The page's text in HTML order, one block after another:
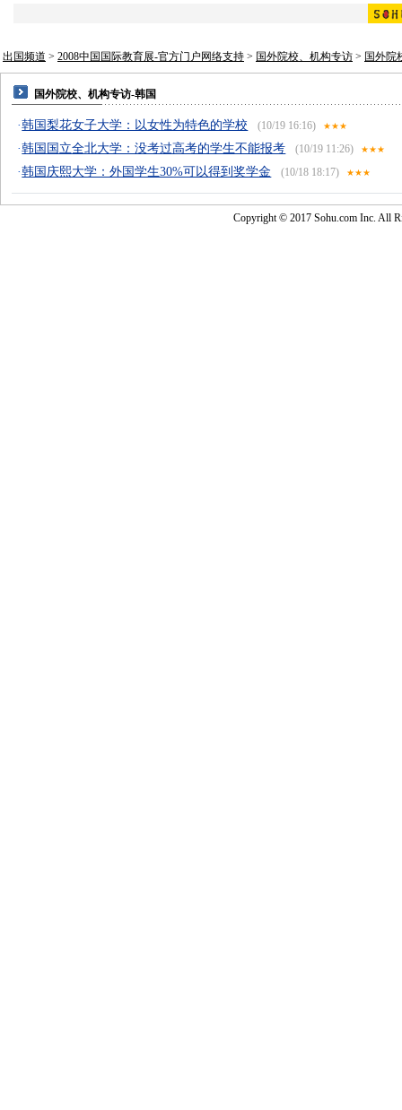
出国频道 > 2008中国国际教育展-官方门户网络支持 > 国外院校、机构专访 > 国外院
国外院校、机构专访-韩国
·韩国梨花女子大学：以女性为特色的学校 (10/19 16:16) ★★★
·韩国国立全北大学：没考过高考的学生不能报考 (10/19 11:26) ★★★
·韩国庆熙大学：外国学生30%可以得到奖学金 (10/18 18:17) ★★★
Copyright © 2017 Sohu.com Inc. All